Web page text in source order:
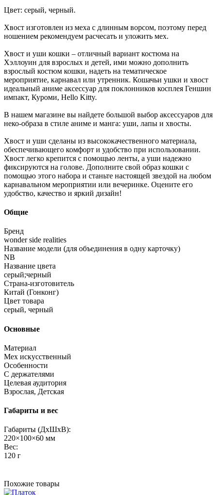
Цвет: серый, черный.
Хвост изготовлен из меха с длинным ворсом, поэтому перед
ношением рекомендуем расчесать и уложить мех.
Хвост и уши кошки – отличный вариант костюма на
Хэллоуин для взрослых и детей, ими можно дополнить
взрослый костюм кошки, надеть на тематическое
мероприятие, карнавал или утренник. Кошачьи ушки и хвост
идеальный аниме аксессуар для поклонников косплея Геншин
импакт, Куроми, Hello Kitty.
В нашем магазине вы найдете большой выбор аксессуаров для
неко-образа в стиле аниме и манга: уши, лапы и хвосты.
Хвост и уши сделаны из высококачественного материала,
обеспечивающего комфорт и удобство при использовании.
Хвост легко крепится с помощью ленты, а уши надежно
фиксируются на голове. Дополните свой образ кошки с
помощью этого набора и станьте настоящей звездой на любом
карнавальном мероприятии или вечеринке. Оцените его
удобство, качество и яркий дизайн!
Общие
Бренд
wonder side realities
Название модели (для объединения в одну карточку)
NB
Название цвета
серый;черный
Страна-изготовитель
Китай (Гонконг)
Цвет товара
серый, черный
Основные
Материал
Мех искусственный
Особенности
С держателями
Целевая аудитория
Взрослая, Детская
Габариты и вес
Габариты (ДхШхВ):
220×100×60 мм
Вес:
120 г
Похожие товары